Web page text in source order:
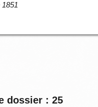
dossier : 25